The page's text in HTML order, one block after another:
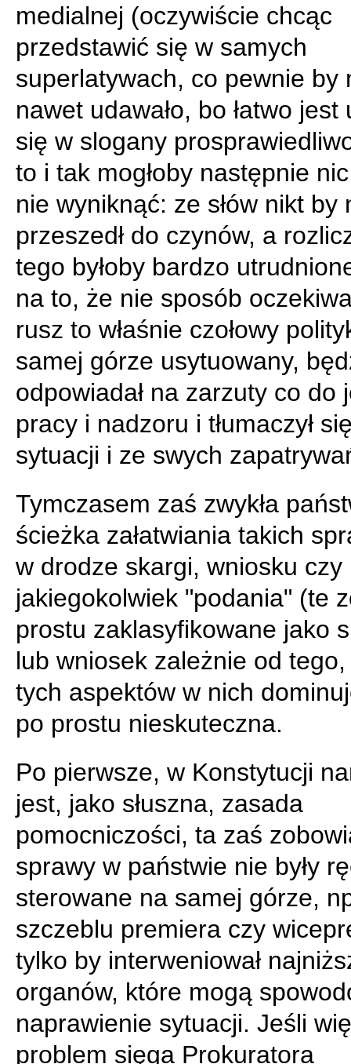
medialnej (oczywiście chcąc
przedstawić się w samych
superlatywach, co pewnie by
nawet udawało, bo łatwo jest
się w slogany
to i tak mogłoby następnie
nie wyniknąć: ze słów nikt by
przeszedł do czynów, a
tego byłoby bardzo
na to, że nie sposób
rusz to właśnie czołowy
samej górze usytuowany,
odpowiadał na zarzuty co do
pracy i nadzoru i tłumaczył
sytuacji i ze swych
Tymczasem zaś zwykła
ścieżka załatwiania takich
w drodze skargi, wniosku czy
jakiegokolwiek "podania" (te
prostu zaklasyfikowane jako
lub wniosek zależnie od
tych aspektów w nich
po prostu nieskuteczna.
Po pierwsze, w Konstytucji
jest, jako słuszna, zasada
pomocniczości, ta zaś
sprawy w państwie nie były
sterowane na samej górze,
szczeblu premiera czy
tylko by interweniował
organów, które mogą
naprawienie sytuacji. Jeśli
problem sięga Prokuratora